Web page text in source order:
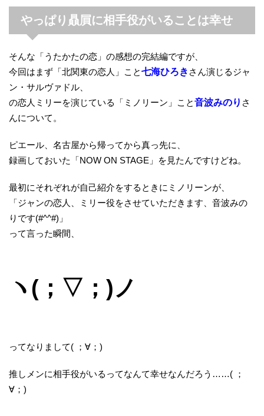
やっぱり贔屓に相手役がいることは幸せ
そんな「うたかたの恋」の感想の完結編ですが、
今回はまず「北関東の恋人」こと七海ひろき さん演じるジャ
ン・サルヴァドル、
の恋人ミリーを演じている「ミノリーン」こと音波みのり さ
んについて。
ピエール、名古屋から帰ってから真っ先に、
録画しておいた「NOW ON STAGE」を見たんですけどね。
最初にそれぞれが自己紹介をするときにミノリーンが、
「ジャンの恋人、ミリー役をさせていただきます、音波みの
りです(#^^#)」
って言った瞬間、
ヽ(；▽；)ノ
ってなりまして( ；∀；)
推しメンに相手役がいるってなんて幸せなんだろう……( ；
∀；)